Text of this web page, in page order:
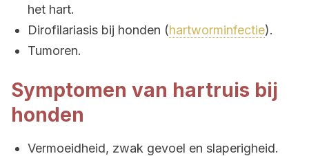
het hart.
Dirofilariasis bij honden (hartworminfectie).
Tumoren.
Symptomen van hartruis bij
honden
Vermoeidheid, zwak gevoel en slaperigheid.